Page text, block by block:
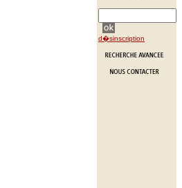
d�sinscription